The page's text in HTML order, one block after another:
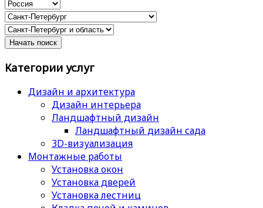
Категории услуг
Дизайн и архитектура
Дизайн интерьера
Ландшафтный дизайн
Ландшафтный дизайн сада
3D-визуализация
Монтажные работы
Установка окон
Установка дверей
Установка лестниц